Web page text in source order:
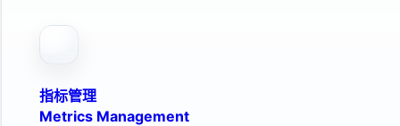
指标管理
Metrics Management